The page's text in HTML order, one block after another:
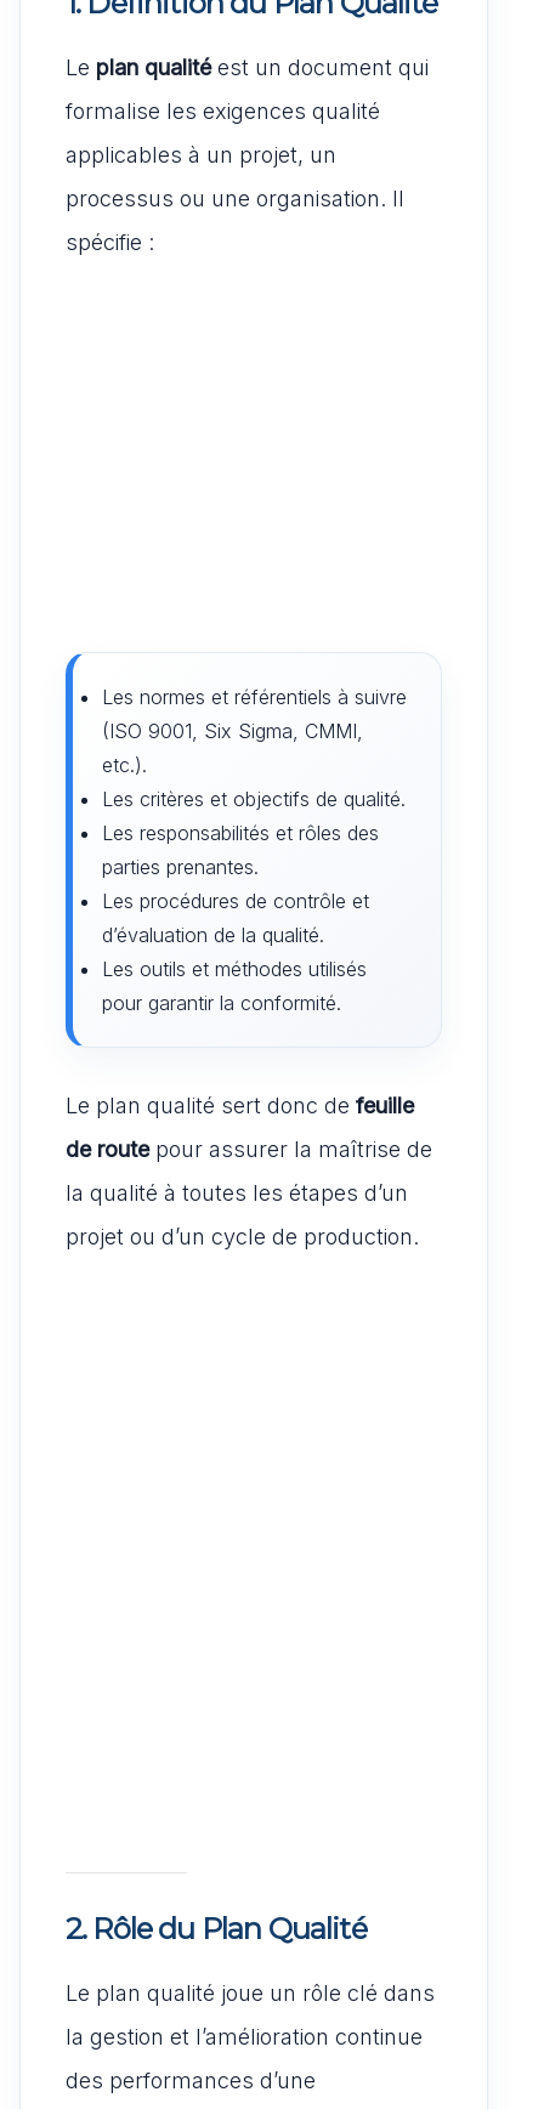
Le plan qualitéest un document qui
formalise les exigences qualité
applicables à un projet, un
processus ou une organisation. Il
spécifie :
Les normes et référentiels à suivre
(ISO 9001, Six Sigma, CMMI,
etc.).
Les critères et objectifs de qualité.
Les responsabilités et rôles des
parties prenantes.
Les procédures de contrôle et
d’évaluation de la qualité.
Les outils et méthodes utilisés
pour garantir la conformité.
Le plan qualité sert donc de feuille
de routepour assurer la maîtrise de
la qualité à toutes les étapes d’un
projet ou d’un cycle de production.
2. Rôle du Plan Qualité
Le plan qualité joue un rôle clé dans
la gestion et l’amélioration continue
des performances d’une